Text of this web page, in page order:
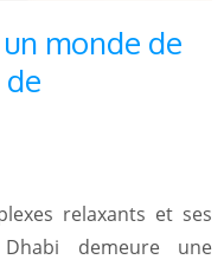
monde de
relaxants et ses
demeure une